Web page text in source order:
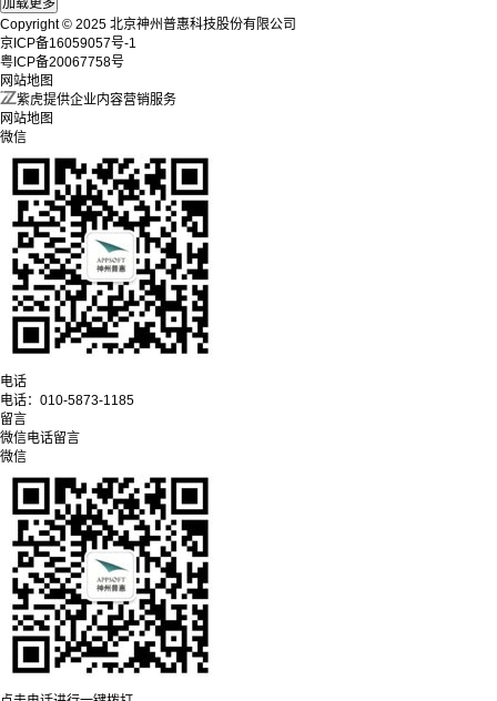
Copyright © 2025 北京神州普惠科技股份有限公司
京ICP备16059057号-1
粤ICP备20067758号
网站地图
紫虎提供企业内容营销服务
网站地图
微信
电话
电话： 010-5873-1185
留言
微信电话留言
微信